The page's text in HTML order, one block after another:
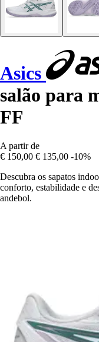
Asics
salão para
FF
A partir de
€ 150,00 € 135,00 -10%
Descubra os sapatos
conforto, estabilidade e
andebol.